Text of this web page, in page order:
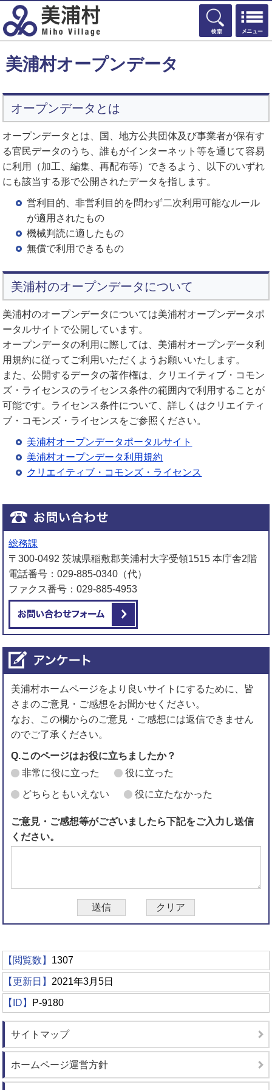
検索
美浦村オープンデータ
オープンデータとは
オープンデータとは、国、地方公共団体及び事業者が保有す
る官民データのうち、誰もがインターネット等を通じて容易
に利用（加工、編集、再配布等）できるよう、以下のいずれ
にも該当する形で公開されたデータを指します。
営利目的、非営利目的を問わず二次利用可能なルール
が適用されたもの
機械判読に適したもの
無償で利用できるもの
美浦村のオープンデータについて
美浦村のオープンデータについては美浦村オープンデータポ
ータルサイトで公開しています。
オープンデータの利用に際しては、美浦村オープンデータ利
用規約に従ってご利用いただくようお願いいたします。
また、公開するデータの著作権は、クリエイティブ・コモン
ズ・ライセンスのライセンス条件の範囲内で利用することが
可能です。ライセンス条件について、詳しくはクリエイティ
ブ・コモンズ・ライセンスをご参照ください。
美浦村オープンデータポータルサイト
美浦村オープンデータ利用規約
クリエイティブ・コモンズ・ライセンス
総務課
〒300-0492 茨城県稲敷郡美浦村大字受領1515 本庁舎2階
電話番号：029-885-0340（代）
ファクス番号：029-885-4953
美浦村ホームページをより良いサイトにするために、皆
さまのご意見・ご感想をお聞かせください。
なお、この欄からのご意見・ご感想には返信できません
のでご了承ください。
Q.このページはお役に立ちましたか？
非常に役に立った
役に立った
どちらともいえない 役に立たなかった
ご意見・ご感想等がございましたら下記をご入力し送信
ください。
【閲覧数】 1307
【更新日】 2021年3月5日
【ID】 P-9180
サイトマップ
ホームページ運営方針